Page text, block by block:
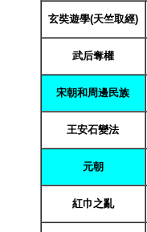
玄奘遊學(天竺取經)
武后奪權
宋朝和周邊民族
王安石變法
元朝
紅巾之亂